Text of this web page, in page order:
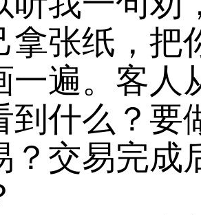
拿张纸，把
一遍。客人
到什么？要
？交易完成